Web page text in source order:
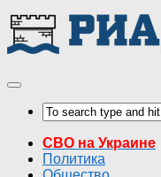
СВО на Украине
Политика